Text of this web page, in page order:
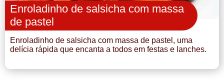
Enroladinho de salsicha com massa
de pastel
Enroladinho de salsicha com massa de pastel, uma
delícia rápida que encanta a todos em festas e lanches.